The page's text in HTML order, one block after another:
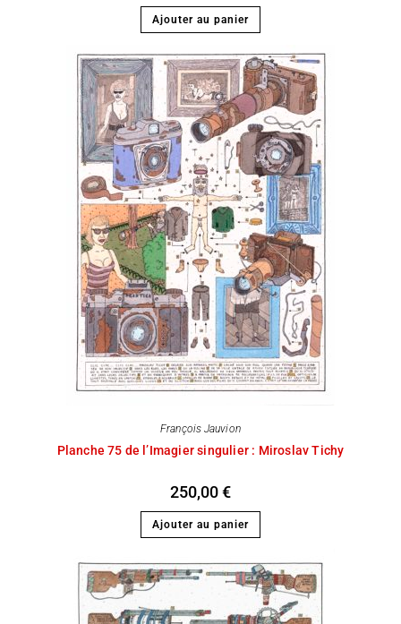
Ajouter au panier
François Jauvion
Planche 75 de l’Imagier singulier : Miroslav Tichy
250,00€
Ajouter au panier